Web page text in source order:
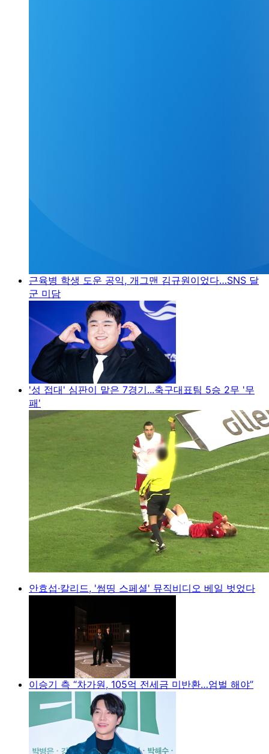
근육병 학생 도운 공익, 개그맨 김규원이었다…SNS 달
군 미담
'성 접대' 심판이 맡은 7경기...축구대표팀 5승 2무 '무
패'
안효섭·칼리드, '썸띵 스페셜' 뮤직비디오 베일 벗었다
이승기 측 “차가원, 105억 전세금 미반환…엄벌 해야”